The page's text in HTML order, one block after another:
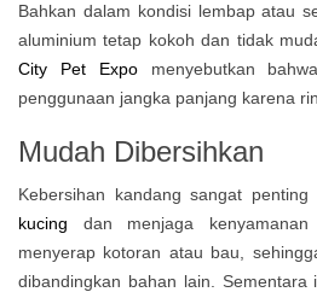
Bahkan dalam kondisi lembap atau
aluminium tetap kokoh dan tidak
City Pet Expomenyebutkan
penggunaan jangka panjang karena
Mudah Dibersihkan
Kebersihan kandang sangat penting
kucing dan menjaga
menyerap kotoran atau bau,
dibandingkan bahan lain.